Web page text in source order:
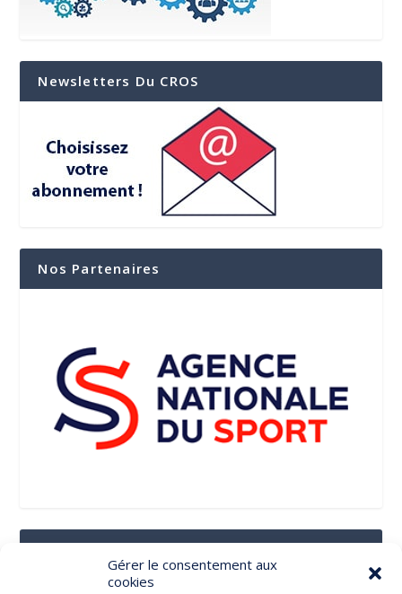
Gérer le consentement aux
cookies
Newsletters Du CROS
Nos Partenaires